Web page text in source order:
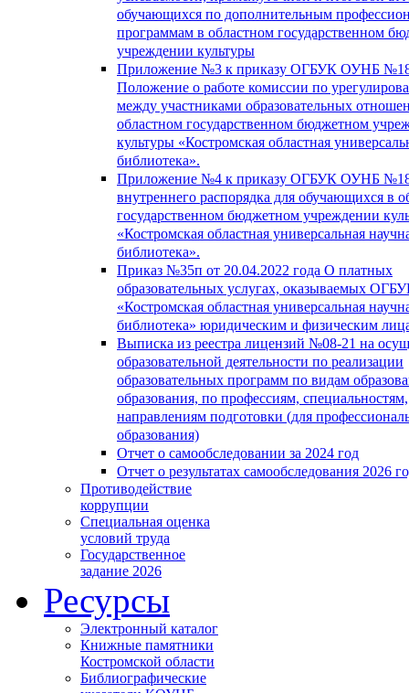
обучающихся по дополнительным
программам в областном государственном
учреждении культуры
Приложение №3 к приказу ОГБУК ОУНБ
Положение о работе комиссии по
между участниками образовательных
областном государственном бюджетном
культуры «Костромская областная
библиотека».
Приложение №4 к приказу ОГБУК ОУНБ
внутреннего распорядка для обучающихся в
государственном бюджетном учреждении
«Костромская областная универсальная
библиотека».
Приказ №35п от 20.04.2022 года О платных
образовательных услугах, оказываемых
«Костромская областная универсальная
библиотека» юридическим и физическим
Выписка из реестра лицензий №08-21 на
образовательной деятельности по реализации
образовательных программ по видам
образования, по профессиям, специальностям,
направлениям подготовки (для
образования)
Отчет о самообследовании за 2024 год
Отчет о результатах самообследования 2026
Противодействие
коррупции
Специальная оценка
условий труда
Государственное
задание 2026
Ресурсы
Электронный каталог
Книжные памятники
Костромской области
Библиографические